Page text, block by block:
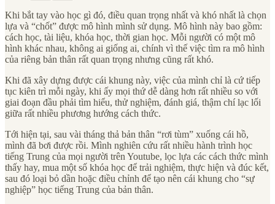
Khi bắt tay vào học gì đó, điều quan trọng nhất và khó nhất là chọn
lựa và “chốt” được mô hình mình sử dụng. Mô hình này bao gồm:
cách học, tài liệu, khóa học, thời gian học. Mỗi người có một mô
hình khác nhau, không ai giống ai, chính vì thế việc tìm ra mô hình
của riêng bản thân rất quan trọng nhưng cũng rất khó.
Khi đã xây dựng được cái khung này, việc của mình chỉ là cứ tiếp
tục kiên trì mỗi ngày, khi ấy mọi thứ dễ dàng hơn rất nhiều so với
giai đoạn đầu phải tìm hiểu, thử nghiệm, đánh giá, thậm chí lạc lối
giữa rất nhiều phương hướng cách thức.
Tới hiện tại, sau vài tháng thả bản thân “rơi tùm” xuống cái hồ,
mình đã bơi được rồi. Mình nghiên cứu rất nhiều hành trình học
tiếng Trung của mọi người trên Youtube, lọc lựa các cách thức mình
thấy hay, mua một số khóa học để trải nghiệm, thực hiện và đúc kết,
sau đó loại bỏ dần hoặc điều chỉnh để tạo nên cái khung cho “sự
nghiệp” học tiếng Trung của bản thân.